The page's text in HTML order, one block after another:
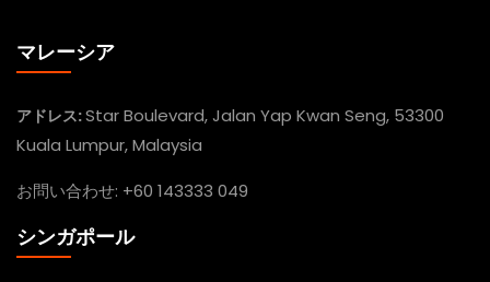
マレーシア
アドレス:Star Boulevard, Jalan Yap Kwan Seng, 53300
Kuala Lumpur, Malaysia
お問い合わせ: +60 143333 049
シンガポール